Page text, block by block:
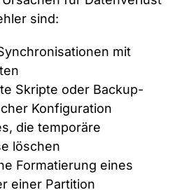
sind:
mit
Skripte oder Backup-
Konfiguration
die temporäre
löschen
Formatierung eines
einer Partition